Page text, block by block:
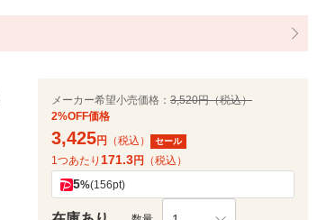
メーカー希望小売価格： 3,520円（税込）
2%OFF価格
3,425円 （税込） セール
1つあたり 171.3円 （税込）
5%(156pt)